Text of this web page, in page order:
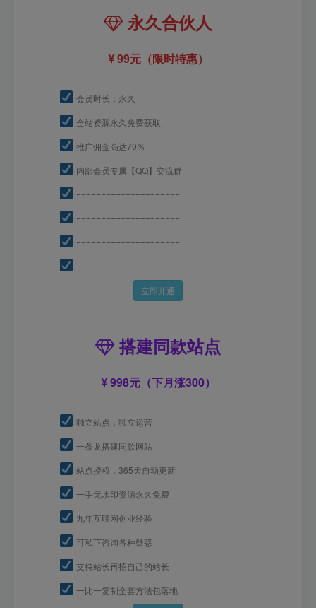
永久合伙人
99元（限时特惠）
会员时长：永久
全站资源永久免费获取
推广佣金高达70％
内部会员专属【QQ】交流群
=====================
=====================
=====================
=====================
立即开通
搭建同款站点
998元（下月涨300）
独立站点，独立运营
一条龙搭建同款网站
站点授权，365天自动更新
一手无水印资源永久免费
九年互联网创业经验
可私下咨询各种疑惑
支持站长再招自己的站长
一比一复制全套方法包落地